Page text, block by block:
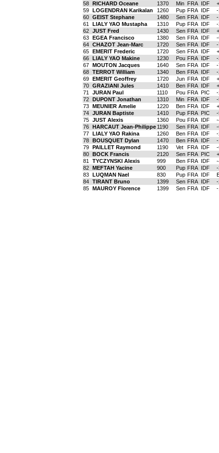
58 RICHARD Oceane 1370 Min FRA IDF
59 LOGENDRAN Karikalan 1260 Pup FRA IDF
60 GEIST Stephane 1480 Sen FRA IDF
61
LIALY YAO Mustapha 1310 Pup FRA IDF
62 JUST Fred 1430 Sen FRA IDF
63 EGEA Francisco 1380 Sen FRA IDF
64 CHAZOT Jean-Marc 1720 Sen FRA IDF
65 EMERIT Frederic 1720 Sen FRA IDF
66 LIALY YAO Makine 1230 Pou FRA IDF
67 MOUTON Jacques 1640 Sen FRA IDF
68 TERROT William 1340 Ben FRA IDF
69 EMERIT Geoffrey 1720 Jun FRA IDF
70 GRAZIANI Jules 1410 Ben FRA IDF
71
JURAN Paul 1110 Pou FRA PIC
72 DUPONT Jonathan 1310 Min FRA IDF
73 MEUNIER Amelie 1220 Ben FRA IDF
74 JURAN Baptiste 1410 Pup FRA PIC
75 JUST Alexis 1360 Pou FRA IDF
76 HARCAUT Jean-Philippe 1190 Sen FRA IDF
77 LIALY YAO Rakina 1260 Ben FRA IDF
78 BOUSQUET Dylan 1470 Ben FRA IDF
79 PAILLET Raymond 1190 Vet FRA IDF
80 BOCK Francis 2120 Sen FRA PIC
81
TYCZYNSKI Alexis 999 Ben FRA IDF
82 MEFTAH Yacine 900 Pup FRA IDF
83 LUQMAN Nael 830 Pup FRA IDF
84 TIRANT Bruno 1399 Sen FRA IDF
85 MAUROY Florence 1399 Sen FRA IDF